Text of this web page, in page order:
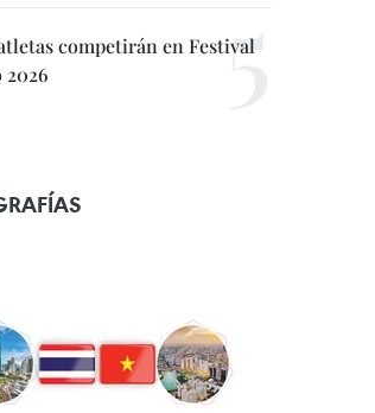
competirán en Festival